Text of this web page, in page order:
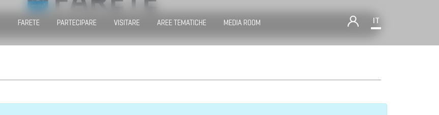
FARETE PARTECIPARE VISITARE AREE TEMATICHE MEDIA ROOM IT